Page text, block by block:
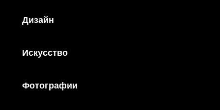
Дизайн
Искусство
Фотографии